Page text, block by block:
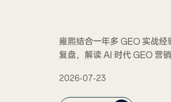
雍熙结合一年多 GEO 实战
复盘，解读 AI 时代 GEO 营
力企业打造易被 AI 引用的答
2026-07-23